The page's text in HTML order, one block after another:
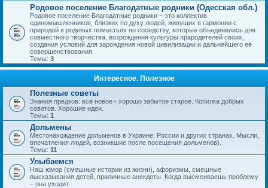
Родовое поселение Благодатные родники (Одесская обл.)
Родовое поселение Благодатные родники – это коллектив
единомышленников, близких по духу людей, живущих в гармонии с
природой в родовых поместьях по соседству, которые объединились для
совместного творчества, возрождения культуры прародителей своих,
создания условий для зарождения новой цивилизации и дальнейшего её
совершенствования.
Темы: 3
Интересное. Полезное
Полезные советы
Знания предков: всё новое - хорошо забытое старое. Копилка добрых
советов. Хорошие идеи.
Темы: 1
Дольмены
Местонахождение дольменов в Украине, России и других странах. Мысли,
впечатления людей, возникшие после посещения дольменов).
Темы: 11
Улыбаемся
Наш юмор (смешные истории из жизни), афоризмы, смешные
высказывания детей, приличные анекдоты. Когда высмеиваешь проблему
– она уходит.